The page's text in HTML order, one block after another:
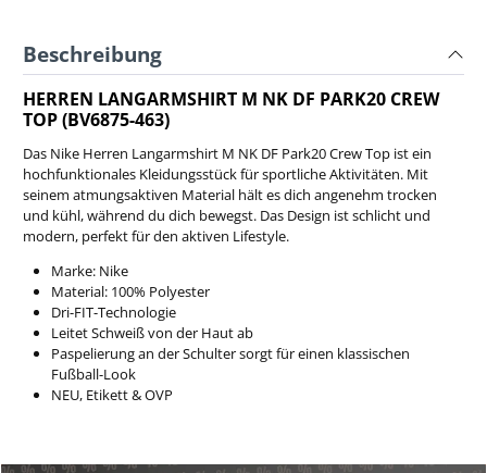
Beschreibung
HERREN LANGARMSHIRT M NK DF PARK20 CREW
TOP (BV6875-463)
Das Nike Herren Langarmshirt M NK DF Park20 Crew Top ist ein
hochfunktionales Kleidungsstück für sportliche Aktivitäten. Mit
seinem atmungsaktiven Material hält es dich angenehm trocken
und kühl, während du dich bewegst. Das Design ist schlicht und
modern, perfekt für den aktiven Lifestyle.
Marke: Nike
Material: 100% Polyester
Dri-FIT-Technologie
Leitet Schweiß von der Haut ab
Paspelierung an der Schulter sorgt für einen klassischen
Fußball-Look
NEU, Etikett & OVP